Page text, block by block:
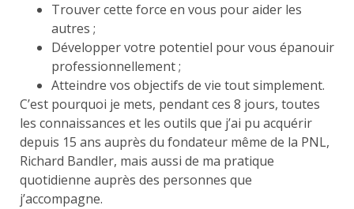
Trouver cette force en vous pour aider les
autres ;
Développer votre potentiel pour vous épanouir
professionnellement ;
Atteindre vos objectifs de vie tout simplement.
C’est pourquoi je mets, pendant ces 8 jours, toutes
les connaissances et les outils que j’ai pu acquérir
depuis 15 ans auprès du fondateur même de la PNL,
Richard Bandler, mais aussi de ma pratique
quotidienne auprès des personnes que
j’accompagne.